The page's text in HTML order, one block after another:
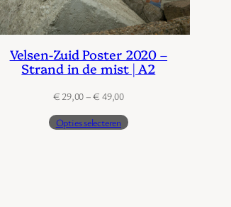
Velsen-Zuid Poster 2020 –
Strand in de mist | A2
€ 29,00–€ 49,00Prijsklasse:
tot
Opties selecteren